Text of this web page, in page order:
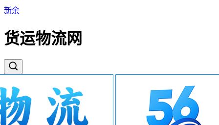
新余
货运物流网